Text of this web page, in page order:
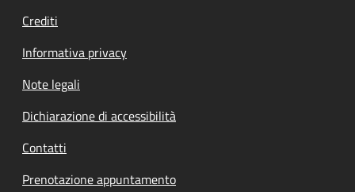
Crediti
Informativa privacy
Note legali
Dichiarazione di accessibilità
Contatti
Prenotazione appuntamento